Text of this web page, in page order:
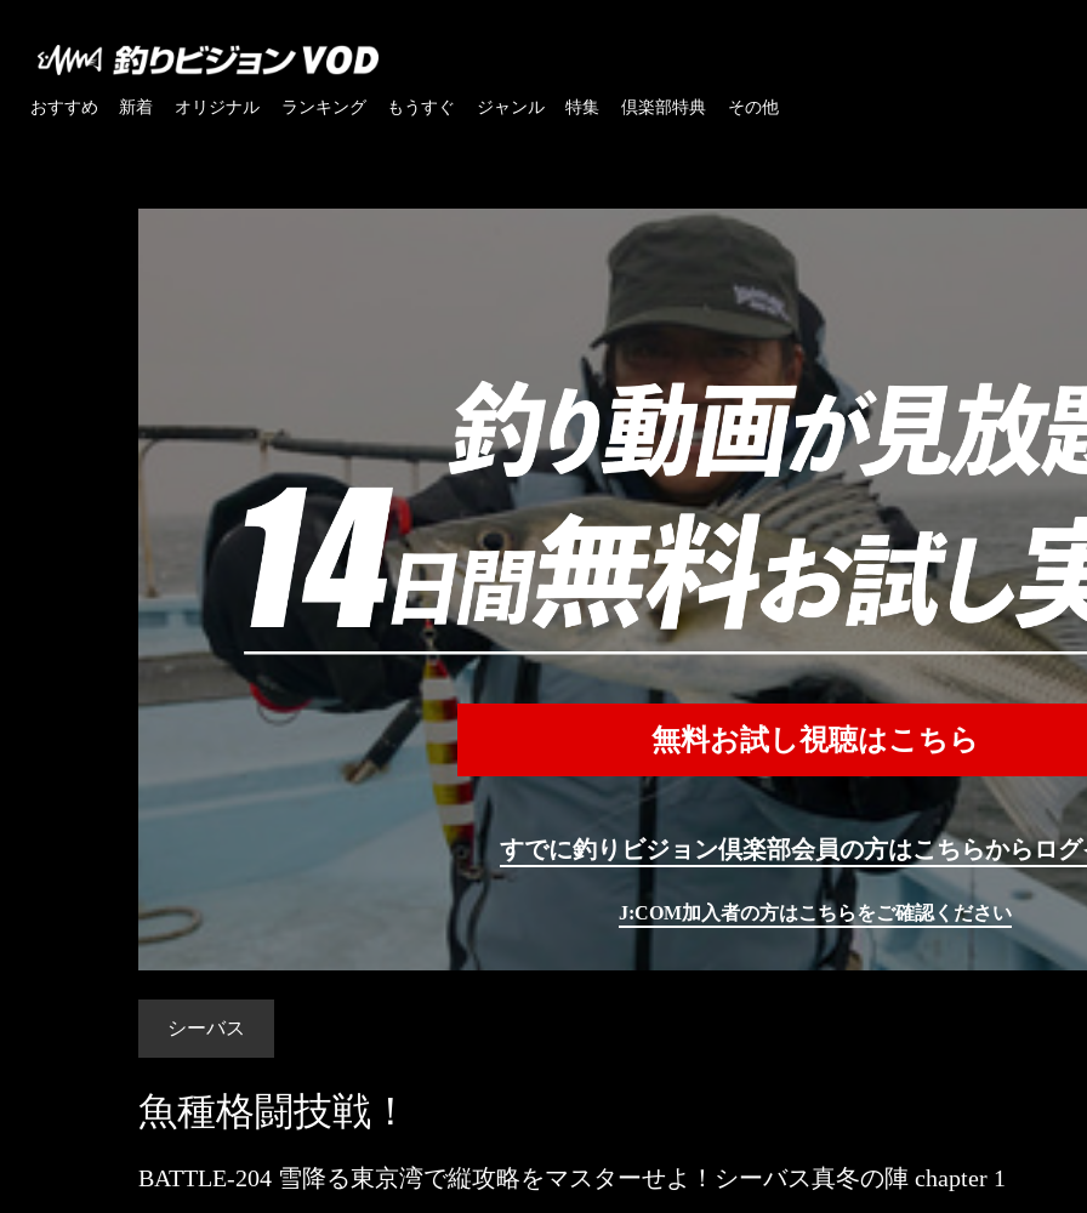
おすすめ 新着 オリジナル ランキング もうすぐ ジャンル 特集 倶楽部特典 その他
無料お試し視聴はこちら
すでに釣りビジョン倶楽部会員の方はこちらからロ
J:COM加入者の方はこちらをご確認ください
シーバス
魚種格闘技戦！
BATTLE-204 雪降る東京湾で縦攻略をマスターせよ！シーバス真冬の陣 chapter 1